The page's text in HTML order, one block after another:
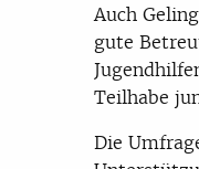
Auch
gute
Teilhabe
Die